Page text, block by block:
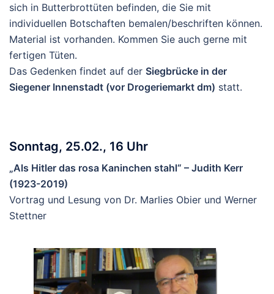
sich in Butterbrottüten befinden, die Sie mit
individuellen Botschaften bemalen/beschriften können.
Material ist vorhanden. Kommen Sie auch gerne mit
fertigen Tüten.
Das Gedenken findet auf der Siegbrücke in der
Siegener Innenstadt (vor Drogeriemarkt dm) statt.
Sonntag, 25.02., 16 Uhr
„Als Hitler das rosa Kaninchen stahl“ – Judith Kerr
(1923-2019)
Vortrag und Lesung von Dr. Marlies Obier und Werner
Stettner